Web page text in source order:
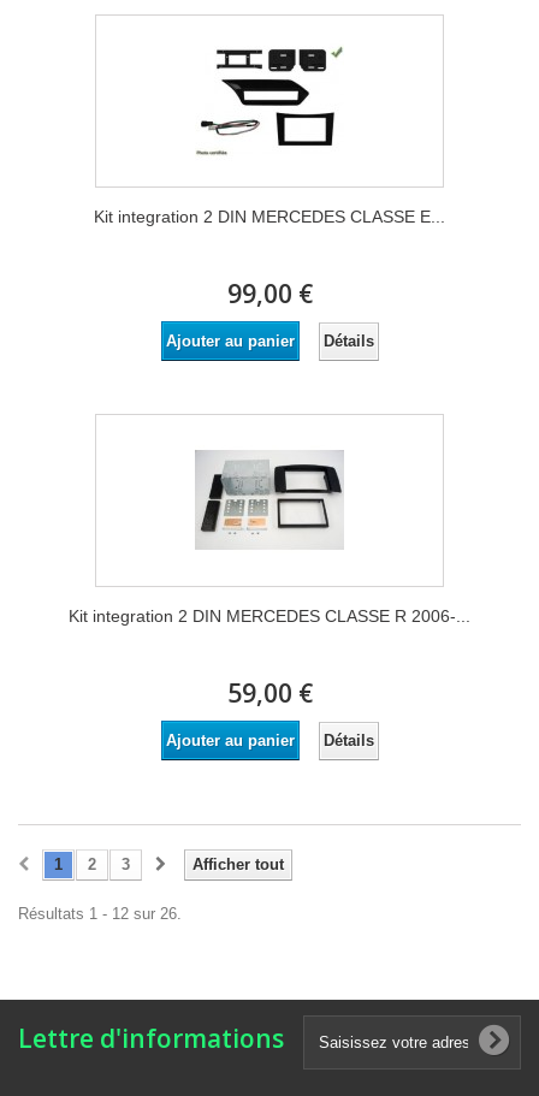
Kit integration 2 DIN MERCEDES CLASSE E...
99,00 €
Ajouter au panier Détails
Kit integration 2 DIN MERCEDES CLASSE R 2006-...
59,00 €
Ajouter au panier Détails
Afficher tout
1 2 3
Résultats 1 - 12 sur 26.
Lettre d'informations